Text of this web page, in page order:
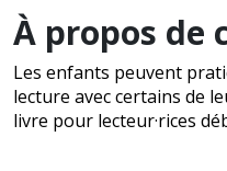
À propos de
Les enfants peuvent
lecture avec certains de
livre pour lecteur·rices